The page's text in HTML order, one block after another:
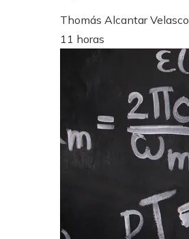
Thomás Alcantar Velasco
11 horas